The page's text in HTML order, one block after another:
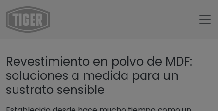
Pinturas en polvo
Untermenü öffnen für „Pinturas
Aplicaciones
Untermenü öffnen für „Aplicaciones“
Untermenü öffnen für
Revestimiento en polvo de MDF:
soluciones a medida para un
sustrato sensible